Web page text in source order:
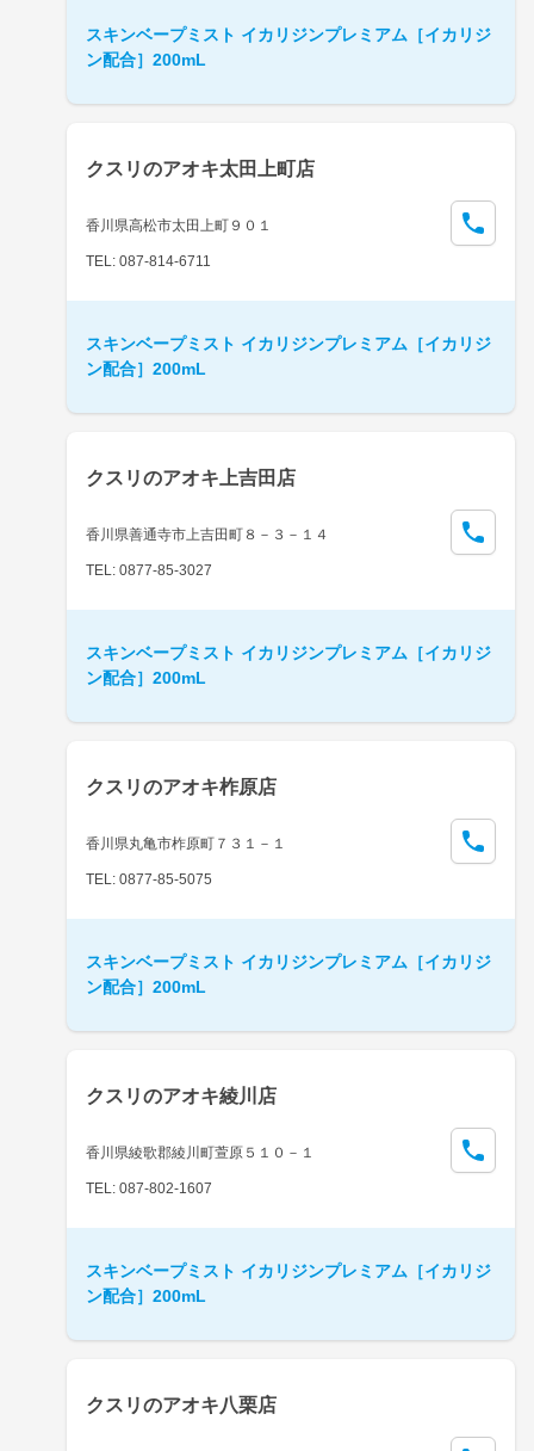
スキンベープミスト イカリジンプレミアム［イカリジ
ン配合］200mL
クスリのアオキ太田上町店
香川県高松市太田上町９０１
TEL: 087-814-6711
スキンベープミスト イカリジンプレミアム［イカリジ
ン配合］200mL
クスリのアオキ上吉田店
香川県善通寺市上吉田町８－３－１４
TEL: 0877-85-3027
スキンベープミスト イカリジンプレミアム［イカリジ
ン配合］200mL
クスリのアオキ柞原店
香川県丸亀市柞原町７３１－１
TEL: 0877-85-5075
スキンベープミスト イカリジンプレミアム［イカリジ
ン配合］200mL
クスリのアオキ綾川店
香川県綾歌郡綾川町萱原５１０－１
TEL: 087-802-1607
スキンベープミスト イカリジンプレミアム［イカリジ
ン配合］200mL
クスリのアオキ八栗店